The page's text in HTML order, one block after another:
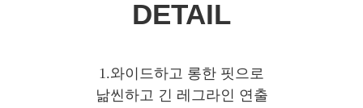
DETAIL
1.와이드하고 롱한 핏으로
낢씬하고 긴 레그라인 연출